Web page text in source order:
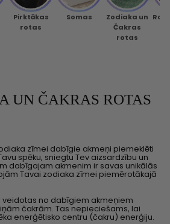
Pirktākas
rotas
Somas
Zodiaka un
Čakras
rotas
UN ČAKRAS ROTAS
zīmei dabīgie akmeņi piemeklēti
spēku, sniegtu Tev aizsardzību un
dabīgajam akmenim ir savas unikālās
Tavai zodiaka zīmei piemērotākajā
veidotas no dabīgiem akmeņiem
čakrām. Tas nepieciešams, lai
enerģētisko centru (čakru) enerģiju.